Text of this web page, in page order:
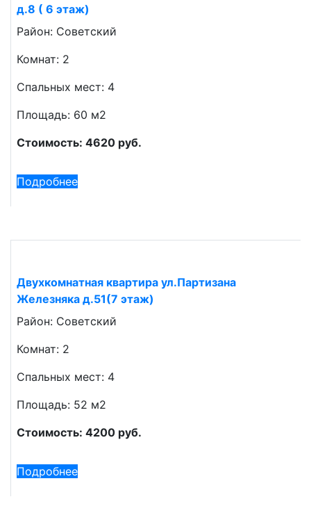
д.8 ( 6 этаж)
Район: Советский
Комнат: 2
Спальных мест: 4
Площадь: 60 м2
Стоимость: 4620 руб.
Подробнее
Двухкомнатная квартира ул.Партизана
Железняка д.51(7 этаж)
Район: Советский
Комнат: 2
Спальных мест: 4
Площадь: 52 м2
Стоимость: 4200 руб.
Подробнее